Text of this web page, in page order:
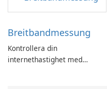
Breitbandmessung
Kontrollera din
internethastighet med